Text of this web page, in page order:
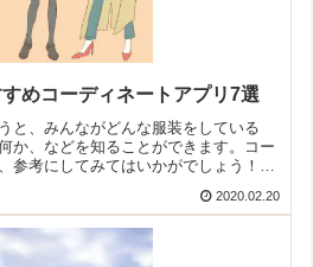
めコーディネートアプリ7選
と、みんながどんな服装をしている
か、などを知ることができます。コー
参考にしてみてはいかがでしょう！そ
2020.02.20